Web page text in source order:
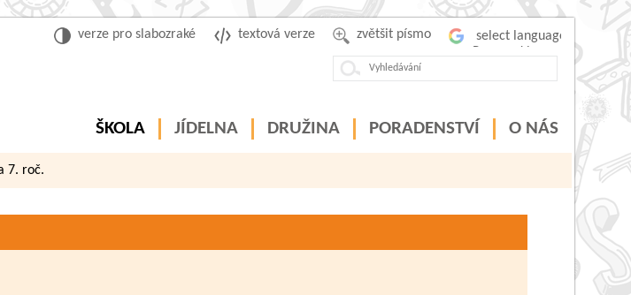
zvětšit písmo
textová verze
verze pro slabozraké
ŠKOLA JÍDELNA DRUŽINA PORADENSTVÍ O NÁS
7. roč.